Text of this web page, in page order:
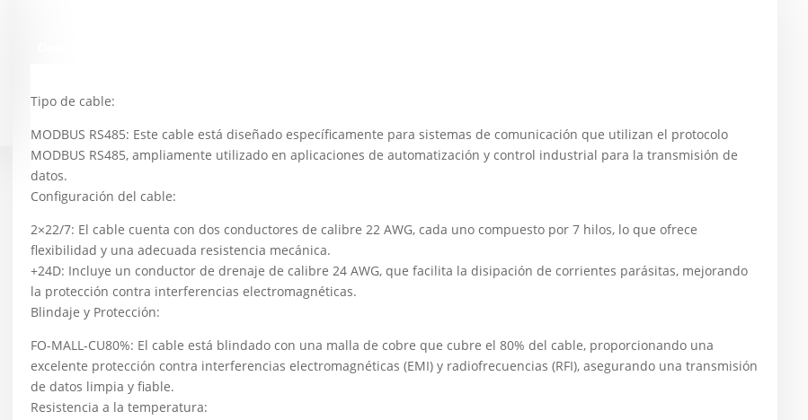
Tipo de cable:
MODBUS RS485: Este cable está diseñado específicamente para sistemas de comunicación que utilizan el protocolo
MODBUS RS485, ampliamente utilizado en aplicaciones de automatización y control industrial para la transmisión de
datos.
Configuración del cable:
2×22/7: El cable cuenta con dos conductores de calibre 22 AWG, cada uno compuesto por 7 hilos, lo que ofrece
flexibilidad y una adecuada resistencia mecánica.
+24D: Incluye un conductor de drenaje de calibre 24 AWG, que facilita la disipación de corrientes parásitas, mejorando
la protección contra interferencias electromagnéticas.
Blindaje y Protección:
FO-MALL-CU80%: El cable está blindado con una malla de cobre que cubre el 80% del cable, proporcionando una
excelente protección contra interferencias electromagnéticas (EMI) y radiofrecuencias (RFI), asegurando una transmisión
de datos limpia y fiable.
Resistencia a la temperatura: